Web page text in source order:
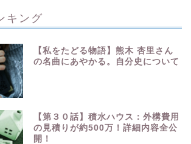
キング
【私をたどる物語】熊木 杏里さん
の名曲にあやかる。自分史について
【第３０話】積水ハウス：外構費用
の見積りが約500万！詳細内容全公
開！